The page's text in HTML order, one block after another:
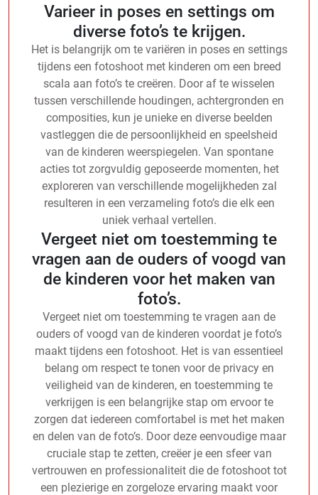
Varieer in poses en settings om
diverse foto’s te krijgen.
Het is belangrijk om te variëren in poses en settings
tijdens een fotoshoot met kinderen om een breed
scala aan foto’s te creëren. Door af te wisselen
tussen verschillende houdingen, achtergronden en
composities, kun je unieke en diverse beelden
vastleggen die de persoonlijkheid en speelsheid
van de kinderen weerspiegelen. Van spontane
acties tot zorgvuldig geposeerde momenten, het
exploreren van verschillende mogelijkheden zal
resulteren in een verzameling foto’s die elk een
uniek verhaal vertellen.
Vergeet niet om toestemming te
vragen aan de ouders of voogd van
de kinderen voor het maken van
foto’s.
Vergeet niet om toestemming te vragen aan de
ouders of voogd van de kinderen voordat je foto’s
maakt tijdens een fotoshoot. Het is van essentieel
belang om respect te tonen voor de privacy en
veiligheid van de kinderen, en toestemming te
verkrijgen is een belangrijke stap om ervoor te
zorgen dat iedereen comfortabel is met het maken
en delen van de foto’s. Door deze eenvoudige maar
cruciale stap te zetten, creëer je een sfeer van
vertrouwen en professionaliteit die de fotoshoot tot
een plezierige en zorgeloze ervaring maakt voor